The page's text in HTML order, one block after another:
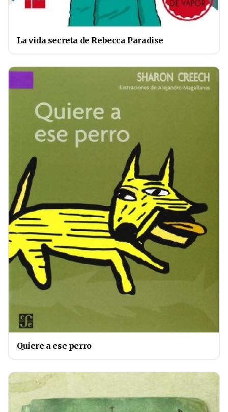
La vida secreta de Rebecca Paradise
Quiere a ese perro